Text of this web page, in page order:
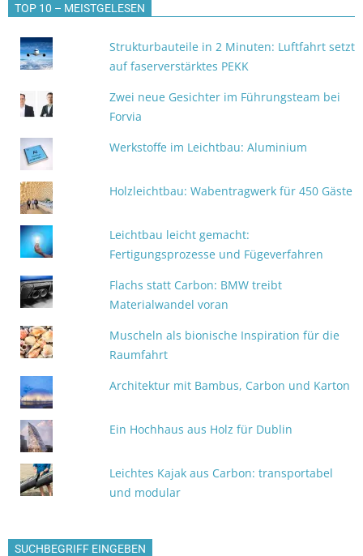
TOP 10 – MEISTGELESEN
Strukturbauteile in 2 Minuten: Luftfahrt setzt
auf faserverstärktes PEKK
Zwei neue Gesichter im Führungsteam bei
Forvia
Werkstoffe im Leichtbau: Aluminium
Holzleichtbau: Wabentragwerk für 450 Gäste
Leichtbau leicht gemacht:
Fertigungsprozesse und Fügeverfahren
Flachs statt Carbon: BMW treibt
Materialwandel voran
Muscheln als bionische Inspiration für die
Raumfahrt
Architektur mit Bambus, Carbon und Karton
Ein Hochhaus aus Holz für Dublin
Leichtes Kajak aus Carbon: transportabel
und modular
SUCHBEGRIFF EINGEBEN